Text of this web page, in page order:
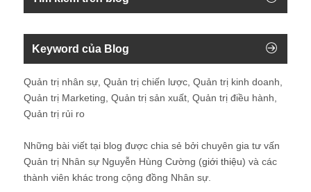
Keyword của Blog
Quản trị nhân sự, Quản trị chiến lược, Quản trị kinh doanh,
Quản trị Marketing, Quản trị sản xuất, Quản trị điều hành,
Quản trị rủi ro
Những bài viết tại blog được chia sẻ bởi chuyên gia tư vấn
Quản trị Nhân sự Nguyễn Hùng Cường (giới thiệu) và các
thành viên khác trong cộng đồng Nhân sự.